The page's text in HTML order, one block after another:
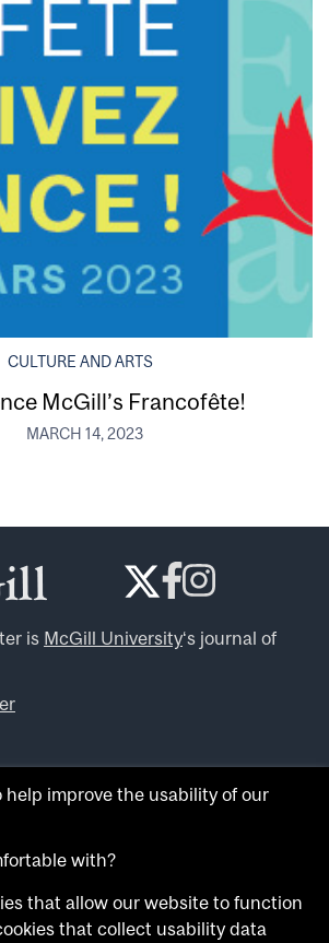
CULTURE AND ARTS
McGill’s Francofête!
MARCH 14, 2023
is McGill University‘s journal of
videos and expert opinions? Try
.
an item to what’snew@mcgill?
help improve the usability of our
with?
that allow our website to function
that collect usability data